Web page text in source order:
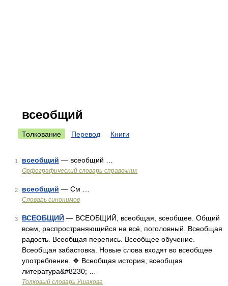
всеобщий
Толкование Перевод Книги
1 всеобщий — всеобщий …
Орфографический словарь-справочник
2 всеобщий — См …
Словарь синонимов
3 ВСЕОБЩИЙ — ВСЕОБЩИЙ, всеобщая, всеобщее. Общий
всем, распространяющийся на всё, поголовный. Всеобщая
радость. Всеобщая перепись. Всеобщее обучение.
Всеобщая забастовка. Новые слова входят во всеобщее
употребление. ❖ Всеобщая история, всеобщая
литература&#8230; …
Толковый словарь Ушакова